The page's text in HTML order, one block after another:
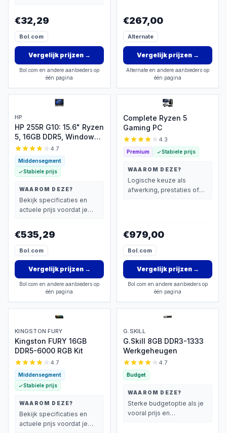
€32,29
Bol.com
Vergelijk prijzen→
Bol.com en andere aanbieders op
één pagina
€267,00
Alternate
Vergelijk prijzen→
Alternate en andere aanbieders op
één pagina
HP
HP 255R G10: 15.6" Ryzen
5, 16GB DDR5, Windows
11 Pro
4.7
Middensegment
Stabiele prijs
WAAROM DEZE?
Bekijk specificaties en
actuele prijs voordat je
€535,29
Bol.com
Vergelijk prijzen→
Bol.com en andere aanbieders op
één pagina
Complete Ryzen 5
Gaming PC
4.3
Premium Stabiele prijs
WAAROM DEZE?
Logische keuze als
afwerking, prestaties of
€979,00
Bol.com
Vergelijk prijzen→
Bol.com en andere aanbieders op
één pagina
KINGSTON FURY
Kingston FURY 16GB
DDR5-6000 RGB Kit
4.7
Middensegment
Stabiele prijs
WAAROM DEZE?
Bekijk specificaties en
actuele prijs voordat je
G.SKILL
G.Skill 8GB DDR3-1333
Werkgeheugen
4.7
Budget
WAAROM DEZE?
Sterke budgetoptie als je
vooral prijs en